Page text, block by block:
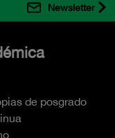
Newsletter
de posgrado